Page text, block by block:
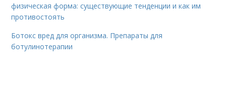
физическая форма: существующие тенденции и как им
противостоять
Ботокс вред для организма. Препараты для
ботулинотерапии